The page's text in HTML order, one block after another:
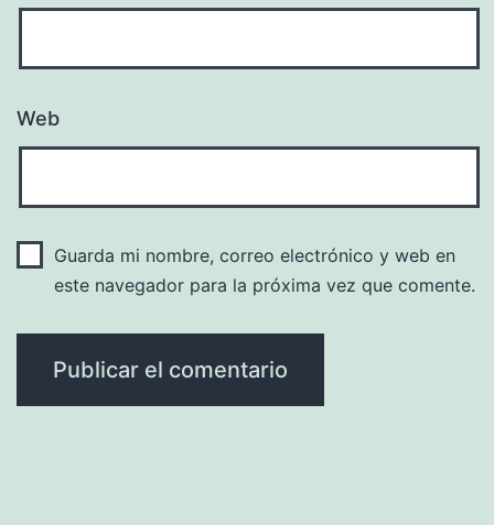
Web
Guarda mi nombre, correo electrónico y web en
este navegador para la próxima vez que comente.